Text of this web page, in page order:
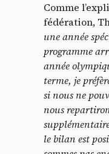
Comme
fédération,
une année
programme
année
terme, je
si nous ne
nous
le bilan est